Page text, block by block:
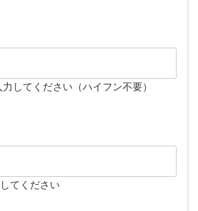
してください（ハイフン不要）
てください